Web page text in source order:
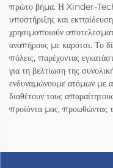
πρώτο βήμα. Η Xinder-Tech
υποστήριξης και
χρησιμοποιούν
αναπήρους με καρότσι. Το
πόλεις, παρέχοντας
για τη βελτίωση της
ενδυναμώνουμε ατόμων με
διαθέτουν τους
προϊόντα μας, προωθώντας